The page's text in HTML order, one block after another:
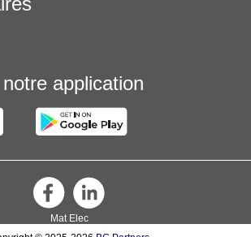
application
Mat Elec